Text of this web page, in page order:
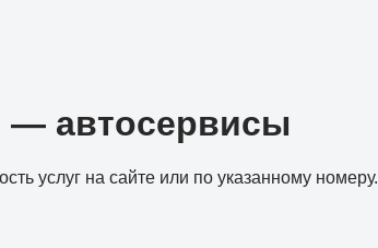
— автосервисы
услуг на сайте или по указанному номеру.